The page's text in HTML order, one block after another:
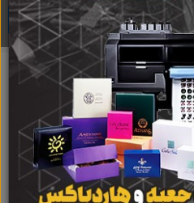
دانلود
گروه ثبت نشده